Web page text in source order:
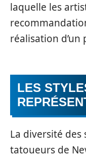
laquelle les
réalisation
LES
La diversité des
tatoueurs de